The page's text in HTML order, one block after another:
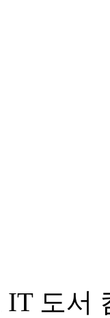
IT 도서